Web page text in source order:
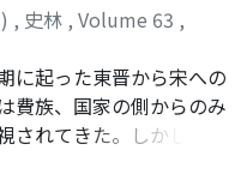
たこと、これに対して
、一七五〇年代半ばま
とほぼ並行して拡大して
悩みあるいは収縮を示
はアメリカ向け輸出の
物の輸出が激減をみた
, 史林 , Volume 63 ,
;ヨシモリ, ケンスケ
に起った東晋から宋への
費族、国家の側からのみ
れてきた。しかしなが
割は重要であった。東